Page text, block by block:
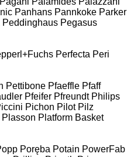
Panhans Pannkoke Parker
Peddinghaus Pegasus
Perfecta Peri
Pettibone Pfaeffle Pfaff
Pfeifer Pfreundt Philips
Pichon Pilot Pilz
Plasson Platform Basket
Poręba Potain PowerFab